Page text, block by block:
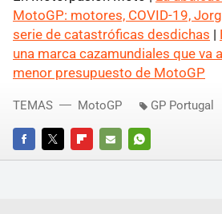
MotoGP: motores, COVID-19,
serie de catastróficas desdichas |
una marca cazamundiales que va
menor presupuesto de MotoGP
FACEBOOKTWITTERFLIPBOARD
E-
WHATSAPP
TEMAS MotoGP GP Portugal